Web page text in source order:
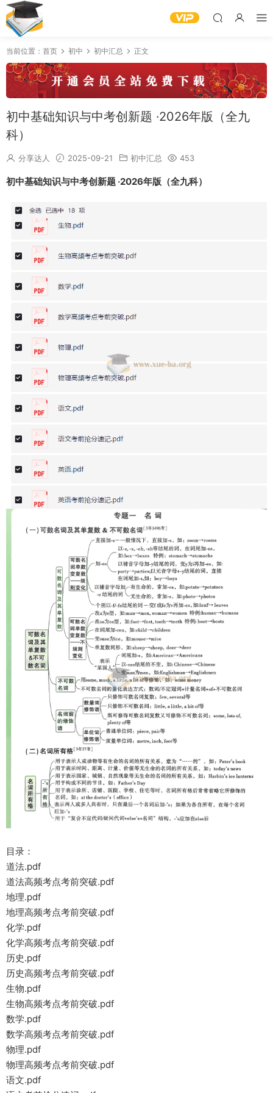
当前位置： 首页 初中 初中汇总 正文
初中基础知识与中考创新题 ·2026年版（全九
科）
分享达人 2025-09-21 初中汇总 453
初中基础知识与中考创新题 ·2026年版（全九科）
目录：
道法.pdf
道法高频考点考前突破.pdf
地理.pdf
地理高频考点考前突破.pdf
化学.pdf
化学高频考点考前突破.pdf
历史.pdf
历史高频考点考前突破.pdf
生物.pdf
生物高频考点考前突破.pdf
数学.pdf
数学高频考点考前突破.pdf
物理.pdf
物理高频考点考前突破.pdf
语文.pdf